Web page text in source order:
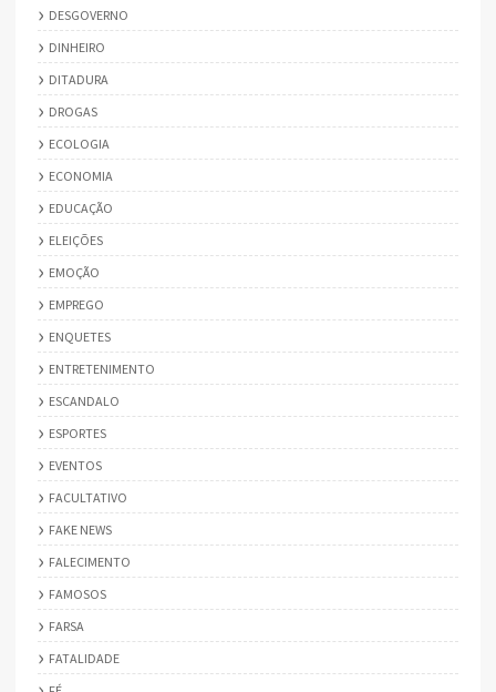
DESGOVERNO
DINHEIRO
DITADURA
DROGAS
ECOLOGIA
ECONOMIA
EDUCAÇÃO
ELEIÇÕES
EMOÇÃO
EMPREGO
ENQUETES
ENTRETENIMENTO
ESCANDALO
ESPORTES
EVENTOS
FACULTATIVO
FAKE NEWS
FALECIMENTO
FAMOSOS
FARSA
FATALIDADE